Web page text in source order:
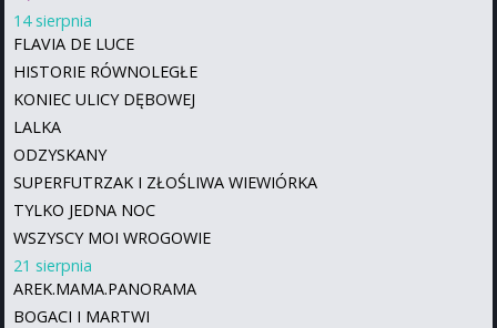
14 sierpnia
FLAVIA DE LUCE
HISTORIE RÓWNOLEGŁE
KONIEC ULICY DĘBOWEJ
LALKA
ODZYSKANY
SUPERFUTRZAK I ZŁOŚLIWA WIEWIÓRKA
TYLKO JEDNA NOC
WSZYSCY MOI WROGOWIE
21 sierpnia
AREK.MAMA.PANORAMA
BOGACI I MARTWI